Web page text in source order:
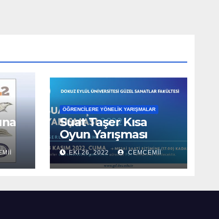
ÖĞRENCILERE YÖNELIK YARIŞMALAR
Suat Taşer Kısa
Oyun Yarışması
2022
EKI 26, 2022 CEMCEMII